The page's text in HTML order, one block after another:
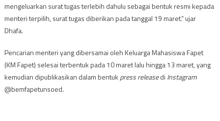
mengeluarkan surat tugas terlebih dahulu sebagai bentuk resmi kepada
menteri terpilih, surat tugas diberikan pada tanggal 19 maret.” ujar
Dhafa.
Pencarian menteri yang dibersamai oleh Keluarga Mahasiswa Fapet
(KM Fapet) selesai terbentuk pada 10 maret lalu hingga 13 maret, yang
kemudian dipublikasikan dalam bentuk press releasedi Instagram
@bemfapetunsoed.